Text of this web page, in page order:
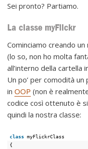
Sei pronto? Partiamo.
La classe myFlickr
Cominciamo creando
(lo so, non ho molta
all’interno della
Un po’ per comodità
in OOP (non è
codice così ottenuto è
quindi la nostra classe:
class myFlickrClass
{